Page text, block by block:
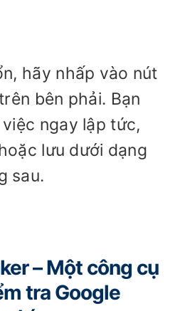
hãy nhấp vào nút
bên phải. Bạn
ngay lập tức,
lưu dưới dạng
sau.
– Một công cụ
tra Google